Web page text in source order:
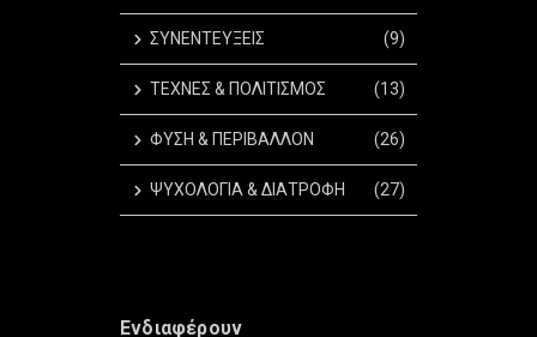
ΣΥΝΕΝΤΕΥΞΕΙΣ (9)
ΤΕΧΝΕΣ & ΠΟΛΙΤΙΣΜΟΣ (13)
ΦΥΣΗ & ΠΕΡΙΒΑΛΛΟΝ (26)
ΨΥΧΟΛΟΓΙΑ & ΔΙΑΤΡΟΦΗ (27)
Ενδιαφέρουν